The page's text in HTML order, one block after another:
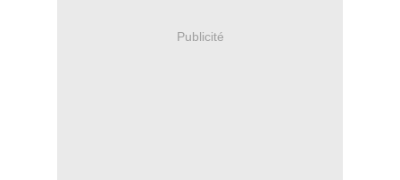
Publicité